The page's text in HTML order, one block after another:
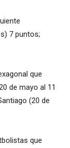
7 puntos;
que
de mayo al 11
(20 de
que